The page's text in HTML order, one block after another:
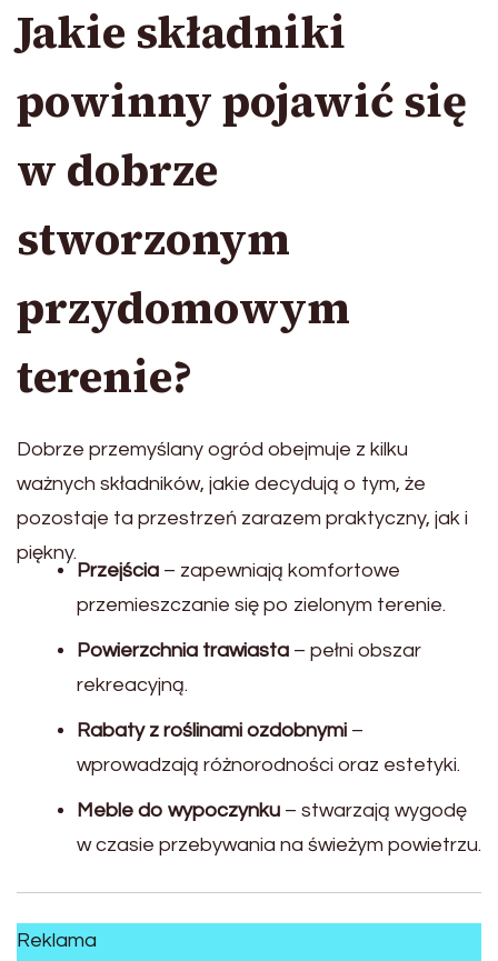
Jakie składniki
powinny pojawić się
w dobrze
stworzonym
przydomowym
terenie?
Dobrze przemyślany ogród obejmuje z kilku
ważnych składników, jakie decydują o tym, że
pozostaje ta przestrzeń zarazem praktyczny, jak i
piękny.
Przejścia – zapewniają komfortowe
przemieszczanie się po zielonym terenie.
Powierzchnia trawiasta – pełni obszar
rekreacyjną.
Rabaty z roślinami ozdobnymi –
wprowadzają różnorodności oraz estetyki.
Meble do wypoczynku – stwarzają wygodę
w czasie przebywania na świeżym powietrzu.
Reklama